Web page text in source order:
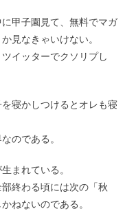
甲子園見て、無料でマガ
見なきゃいけない。
イッターでクソリプし
寝かしつけるとオレも寝
のである。
まれている。
終わる頃には次の「秋
ねないのである。